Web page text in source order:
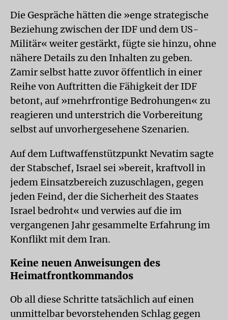
Die Gespräche hätten die »enge strategische
Beziehung zwischen der IDF und dem US-
Militär« weiter gestärkt, fügte sie hinzu, ohne
nähere Details zu den Inhalten zu geben.
Zamir selbst hatte zuvor öffentlich in einer
Reihe von Auftritten die Fähigkeit der IDF
betont, auf »mehrfrontige Bedrohungen« zu
reagieren und unterstrich die Vorbereitung
selbst auf unvorhergesehene Szenarien.
Auf dem Luftwaffenstützpunkt Nevatim sagte
der Stabschef, Israel sei »bereit, kraftvoll in
jedem Einsatzbereich zuzuschlagen, gegen
jeden Feind, der die Sicherheit des Staates
Israel bedroht« und verwies auf die im
vergangenen Jahr gesammelte Erfahrung im
Konflikt mit dem Iran.
Keine neuen Anweisungen des
Heimatfrontkommandos
Ob all diese Schritte tatsächlich auf einen
unmittelbar bevorstehenden Schlag gegen